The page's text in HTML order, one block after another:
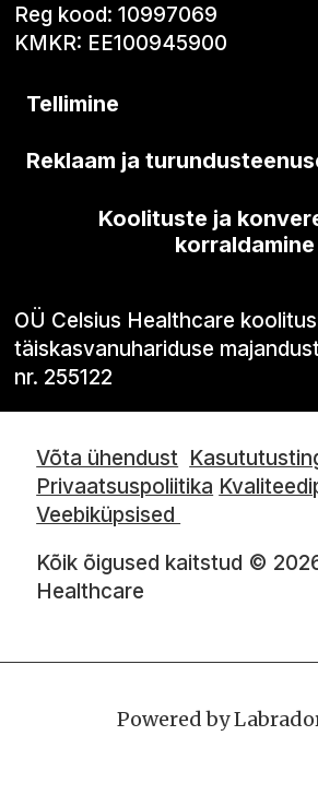
Reg kood: 10997069
KMKR: EE100945900
Tellimine
Reklaam ja
Koolituste ja
korraldamine
OÜ Celsius Healthcare
täiskasvanuhariduse
nr. 255122
Võta ühendust
Privaatsuspoliitika
Veebiküpsised
Kõik õigused kaitstud ©
Healthcare
Powered by